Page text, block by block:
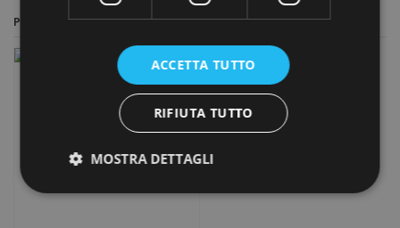
Potrebbe anche piacerti
ACCETTA TUTTO
RIFIUTA TUTTO
MOSTRA DETTAGLI